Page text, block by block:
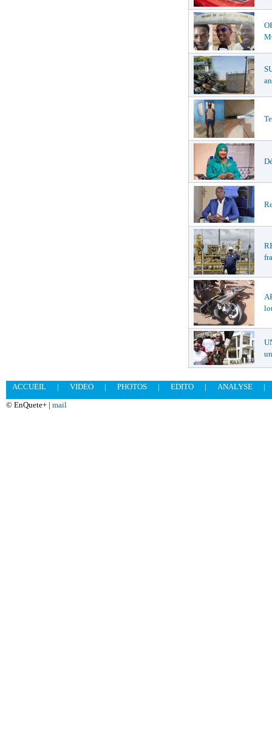
ACCUEIL | VIDEO | PHOTOS | EDITO | ANALYSE
|
© EnQuete+ | mail